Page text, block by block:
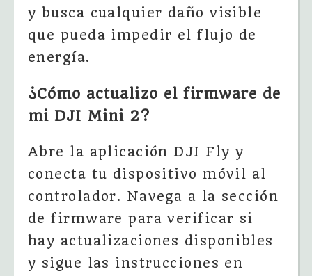
y busca cualquier daño visible
que pueda impedir el flujo de
energía.
¿Cómo actualizo el firmware de
mi DJI Mini 2?
Abre la aplicación DJI Fly y
conecta tu dispositivo móvil al
controlador. Navega a la sección
de firmware para verificar si
hay actualizaciones disponibles
y sigue las instrucciones en